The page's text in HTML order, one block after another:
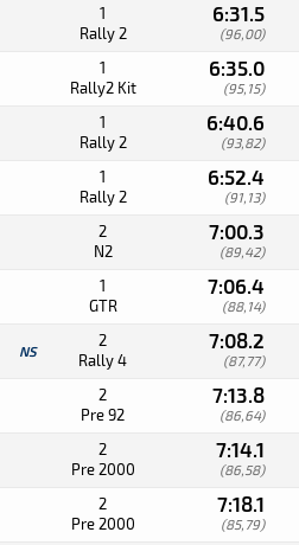
1
Rally 2
6:31.5
(96,00)
1
Rally2 Kit
6:35.0
(95,15)
1
Rally 2
6:40.6
(93,82)
1
Rally 2
6:52.4
(91,13)
2
N2
7:00.3
(89,42)
1
GTR
7:06.4
(88,14)
NS
2
Rally 4
7:08.2
(87,77)
2
Pre 92
7:13.8
(86,64)
2
Pre 2000
7:14.1
(86,58)
2
Pre 2000
7:18.1
(85,79)